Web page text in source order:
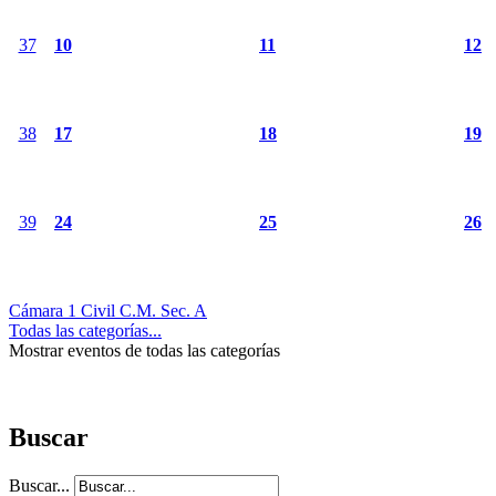
37 10 11 12
38 17 18 19
39 24 25 26
Cámara 1 Civil C.M. Sec. A
Todas las categorías...
Mostrar eventos de todas las categorías
Buscar
Buscar...